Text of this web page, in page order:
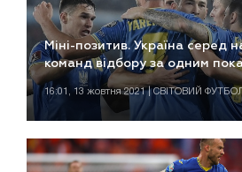
Міні-позитив. Україна серед
команд відбору за одним
16:01, 13 жовтня 2021 | СВІТОВИЙ